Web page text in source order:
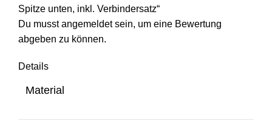
Spitze unten, inkl. Verbindersatz“
Du musstangemeldetsein, um eine Bewertung
abgeben zu können.
Details
Material